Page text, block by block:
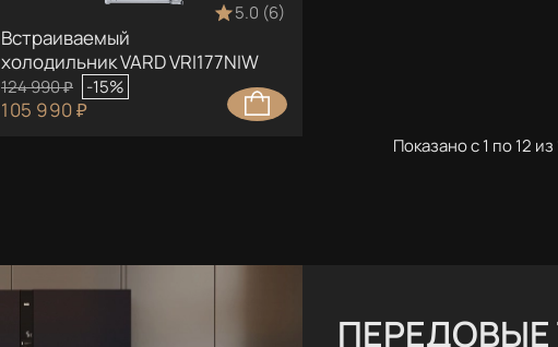
5.0 (6)
Встраиваемый
холодильник VARD VRI177NIW
124 990 ₽ -15%
105 990 ₽
Показано с 1 по 12 из